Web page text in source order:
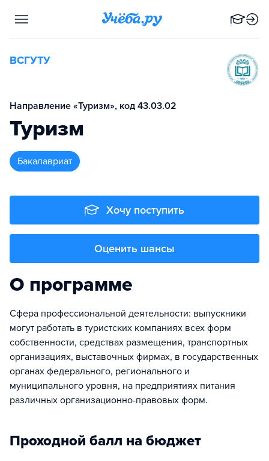
ВСГУТУ
Направление «Туризм», код 43.03.02
Туризм
бакалавриат
Хочу поступить
Оценить шансы
О программе
Сфера профессиональной деятельности: выпускники
могут работать в туристских компаниях всех форм
собственности, средствах размещения, транспортных
организациях, выставочных фирмах, в государственных
органах федерального, регионального и
муниципального уровня, на предприятиях питания
различных организационно-правовых форм.
Проходной балл на бюджет